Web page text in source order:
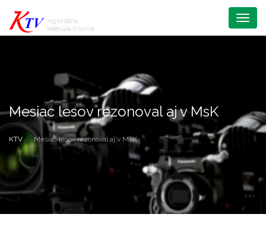
Menu
Mesiac lesov rezonoval aj v MsK
KTV Mesiac lesov rezonoval aj v MsK